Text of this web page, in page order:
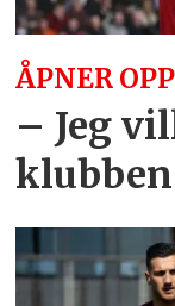
ÅPNER
– Jeg
klubben